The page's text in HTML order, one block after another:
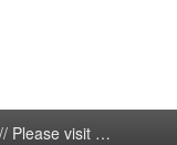
Please visit …